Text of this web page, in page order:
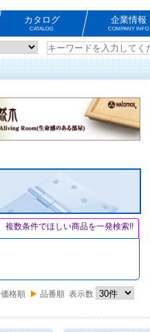
カタログ
CATALOG
企業情報
COMPANY INFO
複数条件でほしい商品を一発検索!!
価格順 ▶ 品番順 表示数